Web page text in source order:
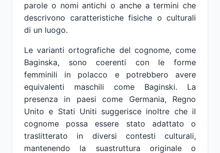
parole o nomi antichi o anche a termini che
descrivono caratteristiche fisiche o culturali
di un luogo.
Le varianti ortografiche del cognome, come
Baginska, sono coerenti con le forme
femminili in polacco e potrebbero avere
equivalenti maschili come Baginski. La
presenza in paesi come Germania, Regno
Unito e Stati Uniti suggerisce inoltre che il
cognome possa essere stato adattato o
traslitterato in diversi contesti culturali,
mantenendo la suastruttura originale o